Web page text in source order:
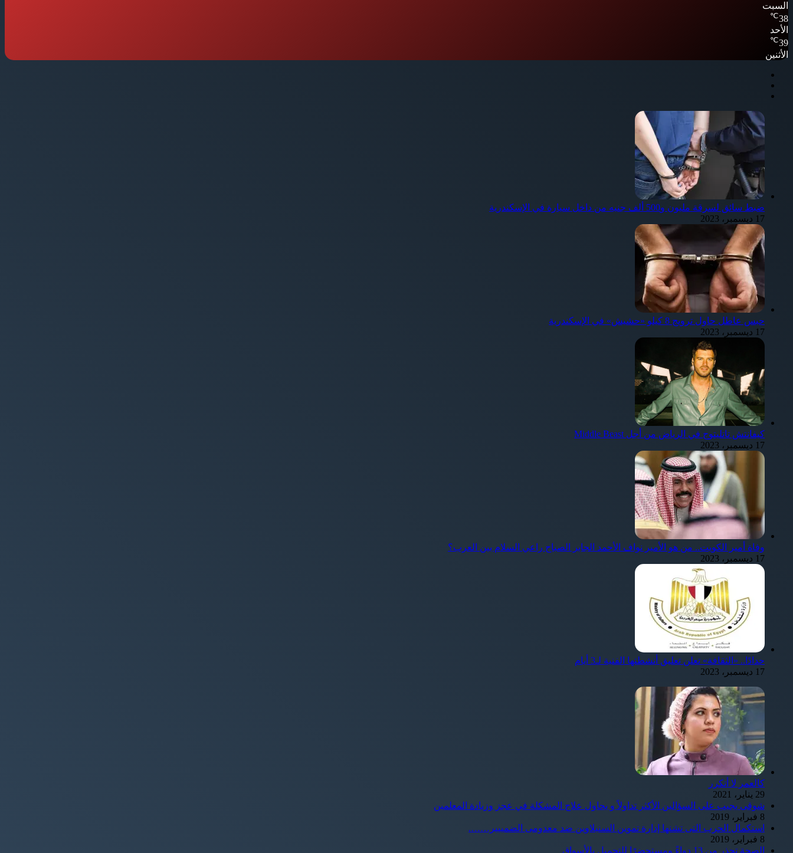
السبت
38
℃
الأحد
39
℃
الأثنين
ضبط سائق لسرقة مليون و500 ألف جنيه من داخل سيارة في الإسكندرية
17 ديسمبر، 2023
حبس عاطل حاول ترويج 8 كيلو «حشيش» في الإسكندرية
17 ديسمبر، 2023
كيفانتش تاتليتوج في الرياض من أجل Middle Beast
17 ديسمبر، 2023
وفاة أمير الكويت.. من هو الأمير نواف الأحمد الجابر الصباح راعي السلام بين العرب؟
17 ديسمبر، 2023
حدادًا.. «الثقافة» تعلن تعليق أنشطتها الفنية لـ3 أيام
17 ديسمبر، 2023
كالعمر لا أتكرر
29 يناير، 2021
شوقى يجيب على السؤالين الأكثر تداولاً و يحاول علاج المشكلة في عجز وزيادة المعلمين
8 فبراير، 2019
استكمال الحرب التى تشنها إدارة تموين السنبلاوين ضد معدومى الضمييير…….
8 فبراير، 2019
الصحة تحذر من 13 دواءً ومستحضرًا للتجميل بالأسواق